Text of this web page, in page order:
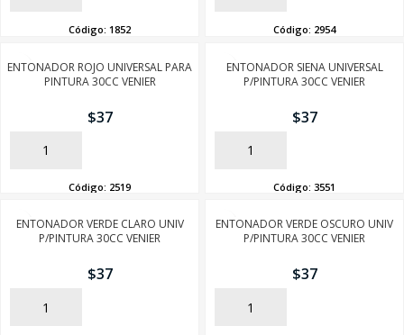
Código: 1852 Código: 2954
ENTONADOR ROJO UNIVERSAL PARA
PINTURA 30CC VENIER
$37
AÑADIR
Código: 2519
ENTONADOR SIENA UNIVERSAL
P/PINTURA 30CC VENIER
$37
AÑADIR
Código: 3551
ENTONADOR VERDE CLARO UNIV
P/PINTURA 30CC VENIER
$37
AÑADIR
ENTONADOR VERDE OSCURO UNIV
P/PINTURA 30CC VENIER
$37
AÑADIR